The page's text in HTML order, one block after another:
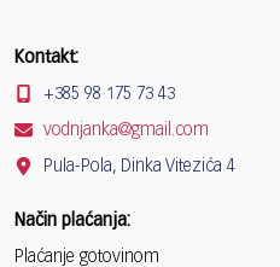
Kontakt:
+385 98 175 73 43
vodnjanka@gmail.com
Pula-Pola, Dinka Vitezića 4
Način plaćanja:
Plaćanje gotovinom